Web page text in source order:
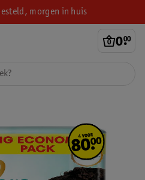
morgen in huis
0.
00